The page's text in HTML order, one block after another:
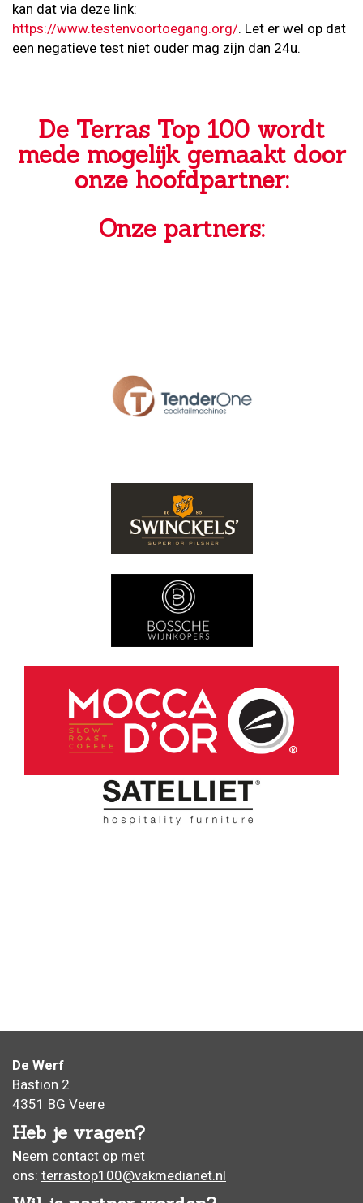
kan dat via deze link:
https://www.testenvoortoegang.org/. Let er wel op dat
een negatieve test niet ouder mag zijn dan 24u.
De Terras Top 100 wordt
mede mogelijk gemaakt door
onze hoofdpartner:
Onze partners:
De Werf
Bastion 2
4351 BG Veere
Heb je vragen?
Neem contact op met
ons: terrastop100@vakmedianet.nl